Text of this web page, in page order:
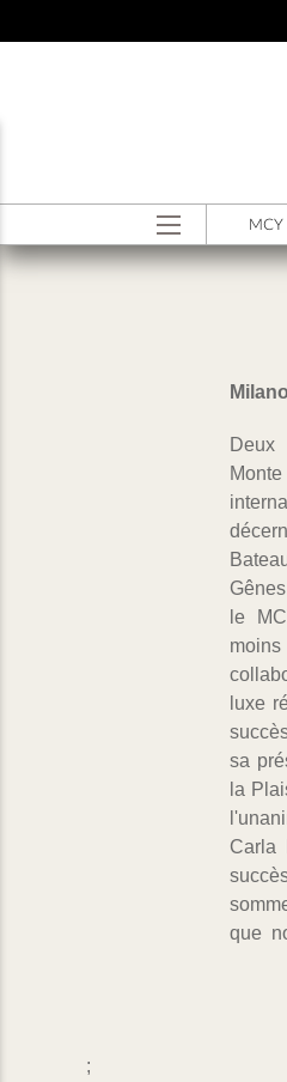
MODEL MENU ITA MCY
Deux
le
luxe
sa
la
Carla
que
du
de
du
du
miser
ses
d'une
;